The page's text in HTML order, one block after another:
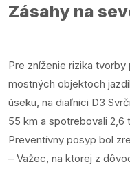
Zásahy na
Pre zníženie rizika
mostných objektoch
úseku, na diaľnici D3
55 km a spotrebovali 2,6
Preventívny posyp bol
– Važec, na ktorej z